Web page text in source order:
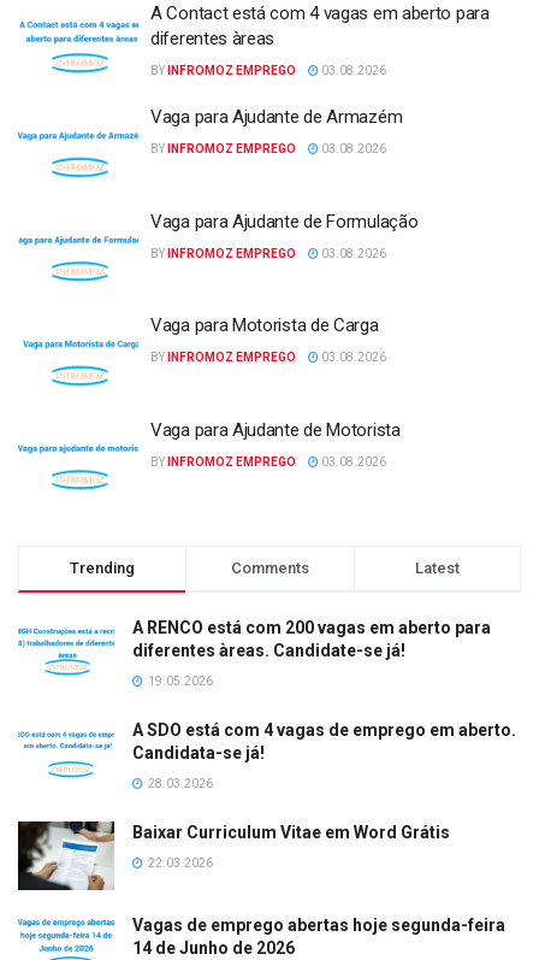
A Contact está com 4 vagas em aberto para
diferentes àreas
BY INFROMOZ EMPREGO 03.08.2026
Vaga para Ajudante de Armazém
BY INFROMOZ EMPREGO 03.08.2026
Vaga para Ajudante de Formulação
BY INFROMOZ EMPREGO 03.08.2026
Vaga para Motorista de Carga
BY INFROMOZ EMPREGO 03.08.2026
Vaga para Ajudante de Motorista
BY INFROMOZ EMPREGO 03.08.2026
Trending Comments Latest
A RENCO está com 200 vagas em aberto para
diferentes àreas. Candidate-se já!
19.05.2026
A SDO está com 4 vagas de emprego em aberto.
Candidata-se já!
28.03.2026
Baixar Curriculum Vitae em Word Grátis
22.03.2026
Vagas de emprego abertas hoje segunda-feira
14 de Junho de 2026